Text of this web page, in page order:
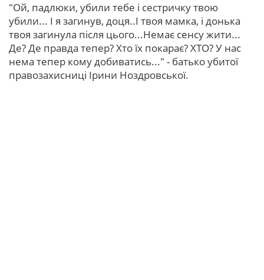
"Ой, падлюки, убили тебе і сестричку твою
убили... І я загинув, доця..І твоя мамка, і донька
твоя загинула після цього...Немає сенсу жити...
Де? Де правда тепер? Хто їх покарає? ХТО? У нас
нема тепер кому добиватись..." - батько убитої
правозахисниці Ірини Ноздровської.